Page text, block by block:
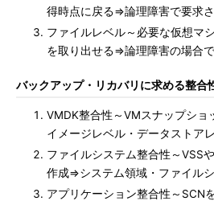
得時点に戻る⇒論理障害で要求
ファイルレベル～必要な仮想マ
を取り出せる⇒論理障害の場合
バックアップ・リカバリに求める整合
VMDK整合性～VMスナップシ
イメージレベル・データストア
ファイルシステム整合性～VSS
作成⇒システム領域・ファイル
アプリケーション整合性～SCN